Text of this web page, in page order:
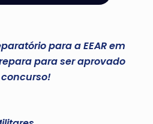
para a EEAR em
para ser aprovado